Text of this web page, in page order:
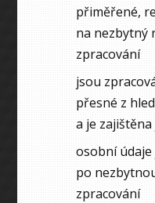
přiměřené,
na nezbytný
zpracování
jsou
přesné z
a je
osobní
po
zpracování